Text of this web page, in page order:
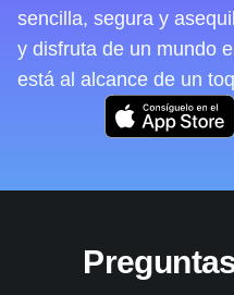
sencilla, segura y
y disfruta de un mundo
está al alcance de un